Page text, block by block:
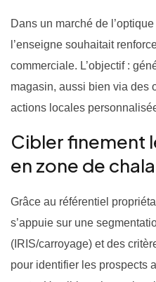
Dans un marché de
l’enseigne souhaitait
commerciale. L’objectif :
magasin, aussi bien via des
actions locales
Cibler finement
en zone de
Grâce au référentiel
s’appuie sur une
(IRIS/carroyage) et des
pour identifier les prospects